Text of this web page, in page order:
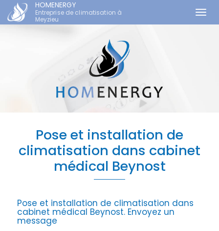
HOMENERGY
Entreprise de climatisation à
Meyzieu
Pose et installation de
climatisation dans cabinet
médical Beynost
Pose et installation de climatisation dans
cabinet médical Beynost. Envoyez un
message